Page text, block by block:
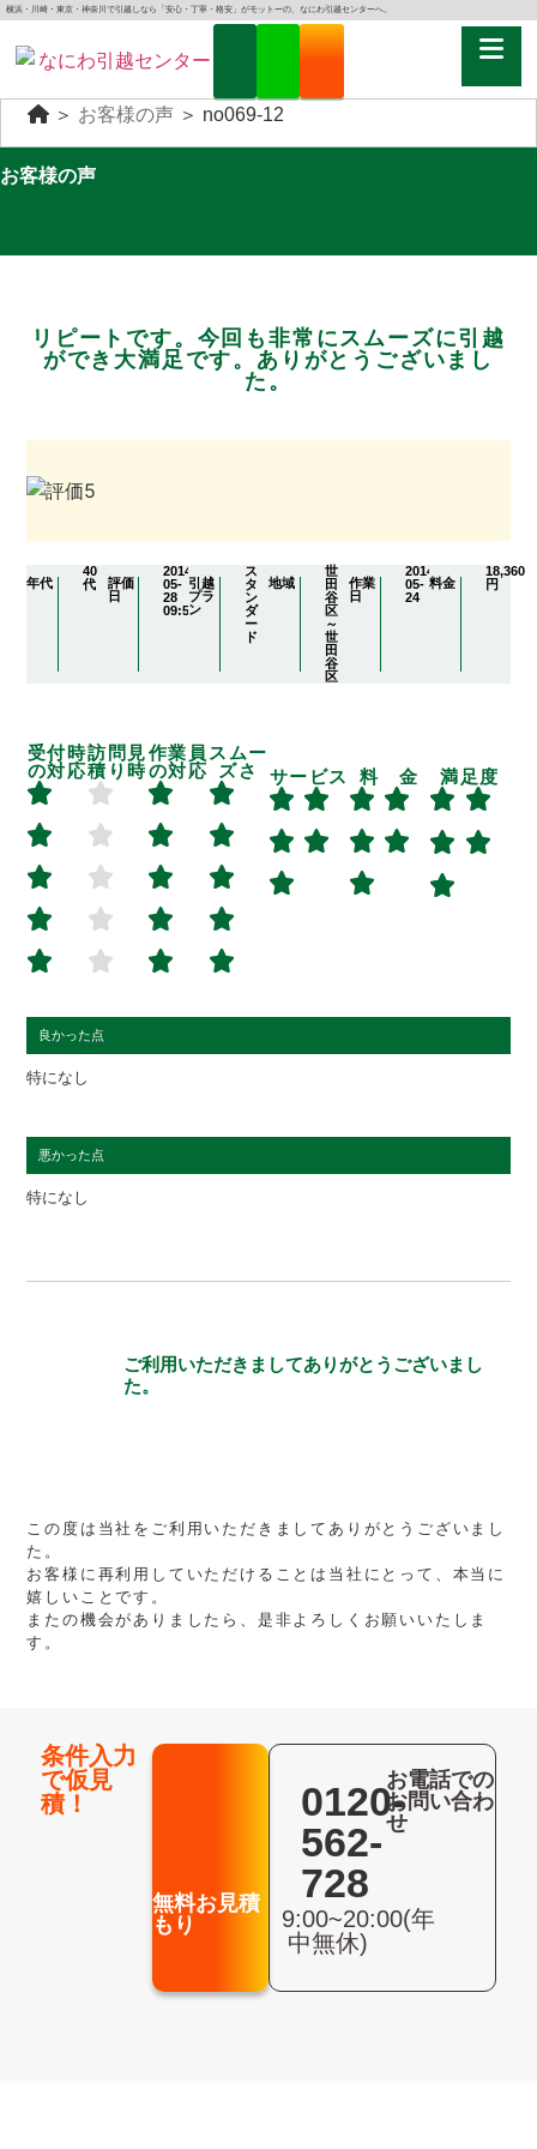
横浜・川崎・東京・神奈川で引越しなら「安心・丁寧・格安」がモットーの、なにわ引越センターへ。
＞ お客様の声 ＞ no069-12
お客様の声
リピートです。今回も非常にスムーズに引越
ができ大満足です。ありがとうございまし
た。
年代
40
代
評価
日
2014-
05-
28
09:54:55
引越
プラ
ン
ス
タ
ン
ダ
ー
ド
地域
世
田
谷
区
～
世
田
谷
区
作業
日
2014-
05-
24
料金
18,360
円
受付時
の対応
訪問見
積り時
作業員
の対応
スムー
ズさ
サービス 料 金 満足度
良かった点
特になし
悪かった点
特になし
ご利用いただきましてありがとうございまし
た。
この度は当社をご利用いただきましてありがとうございまし
た。
お客様に再利用していただけることは当社にとって、本当に
嬉しいことです。
またの機会がありましたら、是非よろしくお願いいたしま
す。
条件入力
で仮見
積！
無料お見積
もり
0120-
562-
728
9:00~20:00(年
中無休)
お電話での
お問い合わ
せ